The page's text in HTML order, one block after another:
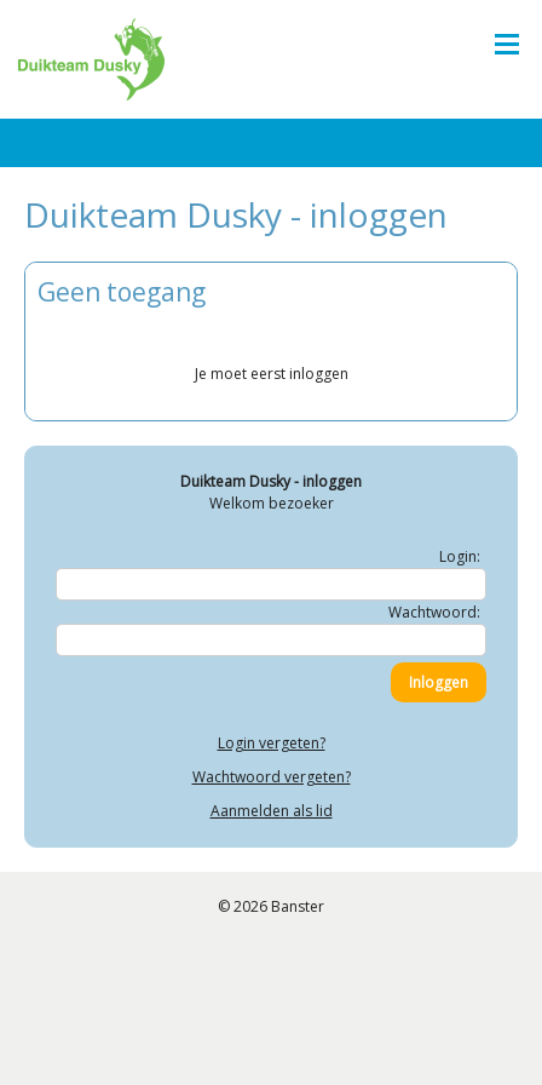
Duikteam Dusky - inloggen
Geen toegang
Je moet eerst inloggen
Duikteam Dusky - inloggen
Welkom bezoeker
Login:
Wachtwoord:
Login vergeten?
Wachtwoord vergeten?
Aanmelden als lid
© 2026 Banster